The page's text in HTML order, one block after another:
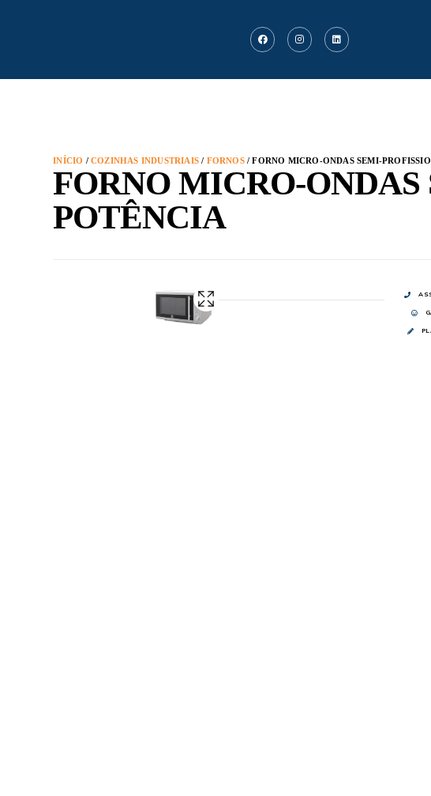
INÍCIO /COZINHAS INDUSTRIAIS / FORNOS/ FORNO MICRO-ONDAS SEMI-
FORNO MICRO-
POTÊNCIA